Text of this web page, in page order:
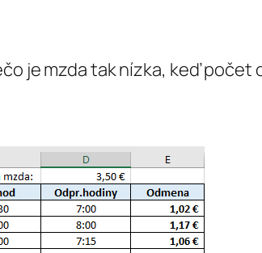
je mzda tak nízka, keď